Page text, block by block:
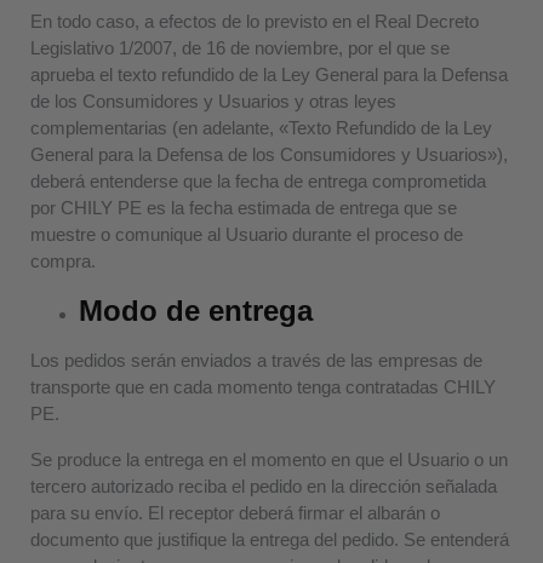
En todo caso, a efectos de lo previsto en el Real Decreto
Legislativo 1/2007, de 16 de noviembre, por el que se
aprueba el texto refundido de la Ley General para la Defensa
de los Consumidores y Usuarios y otras leyes
complementarias (en adelante, «Texto Refundido de la Ley
General para la Defensa de los Consumidores y Usuarios»),
deberá entenderse que la fecha de entrega comprometida
por CHILY PE es la fecha estimada de entrega que se
muestre o comunique al Usuario durante el proceso de
compra.
Modo de entrega
Los pedidos serán enviados a través de las empresas de
transporte que en cada momento tenga contratadas CHILY
PE.
Se produce la entrega en el momento en que el Usuario o un
tercero autorizado reciba el pedido en la dirección señalada
para su envío. El receptor deberá firmar el albarán o
documento que justifique la entrega del pedido. Se entenderá